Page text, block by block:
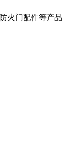
火门配件等产品